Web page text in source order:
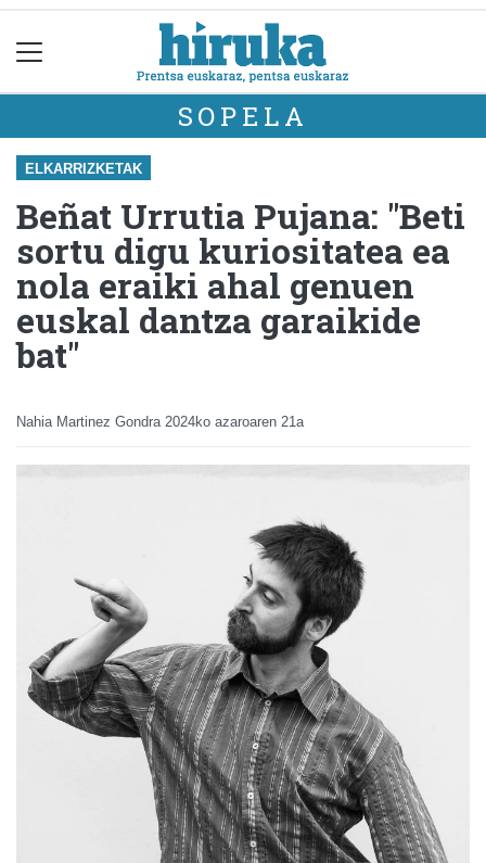
SOPELA
ELKARRIZKETAK
Beñat Urrutia Pujana: "Beti
sortu digu kuriositatea ea
nola eraiki ahal genuen
euskal dantza garaikide
bat"
Nahia Martinez Gondra 2024ko azaroaren 21a